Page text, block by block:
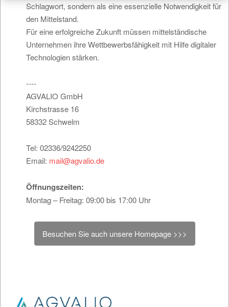
Schlagwort, sondern als eine essenzielle Notwendigkeit für
den Mittelstand.
Für eine erfolgreiche Zukunft müssen mittelständische
Unternehmen ihre Wettbewerbsfähigkeit mit Hilfe digitaler
Technologien stärken.
----
AGVALIO GmbH
Kirchstrasse 16
58332 Schwelm
Tel: 02336/9242250
Email: mail@agvalio.de
Öffnungszeiten:
Montag – Freitag: 09:00 bis 17:00 Uhr
Besuchen Sie auch unsere Homepage >>>